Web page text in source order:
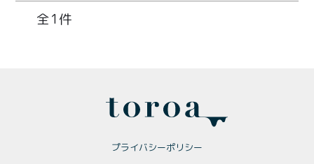
メンバー特典
1
プライバシーポリシー